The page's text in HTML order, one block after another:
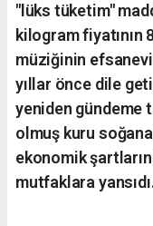
"lüks tüketim"
kilogram fiyatının
müziğinin efsanevi
yıllar önce dile
yeniden gündeme
olmuş kuru
ekonomik
mutfaklara